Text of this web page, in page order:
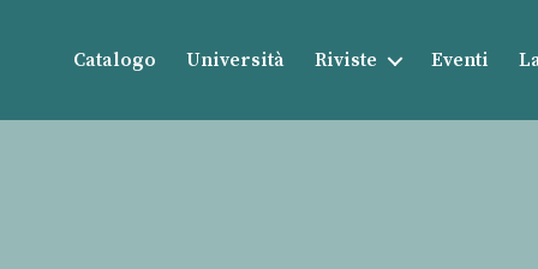
Catalogo Università Riviste Eventi